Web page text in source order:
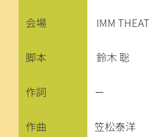
会場 IMM
脚本 鈴木 聡
作詞 －
作曲 笠松泰洋